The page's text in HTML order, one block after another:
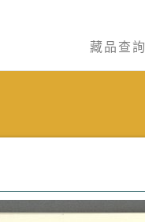
藏品查詢